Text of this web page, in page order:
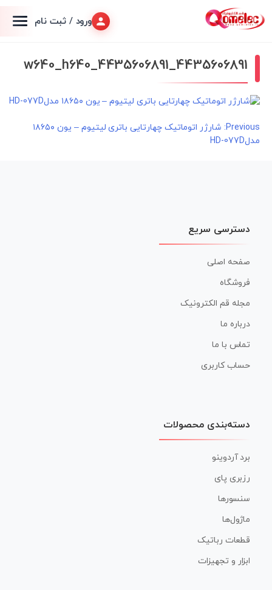
ورود / ثبت نام
4435606891_w640_h640_4435606891
راهبری
نوشته
Previous:
شارژر اتوماتیک چهارتایی باتری لیتیوم – یون ۱۸۶۵۰
مدلHD-077D
دسترسی سریع
صفحه اصلی
فروشگاه
مجله قم الکترونیک
درباره ما
تماس با ما
حساب کاربری
دسته‌بندی محصولات
برد آردوینو
رزبری پای
سنسورها
ماژول‌ها
قطعات رباتیک
ابزار و تجهیزات